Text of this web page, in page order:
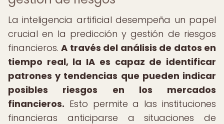
La inteligencia artificial desempeña un papel
crucial en la predicción y gestión de riesgos
financieros.A través del análisis de datos en
tiempo real, la IA es capaz de identificar
patrones y tendencias que pueden indicar
posibles riesgos en los mercados
financieros. Esto permite a las instituciones
financieras anticiparse a situaciones de